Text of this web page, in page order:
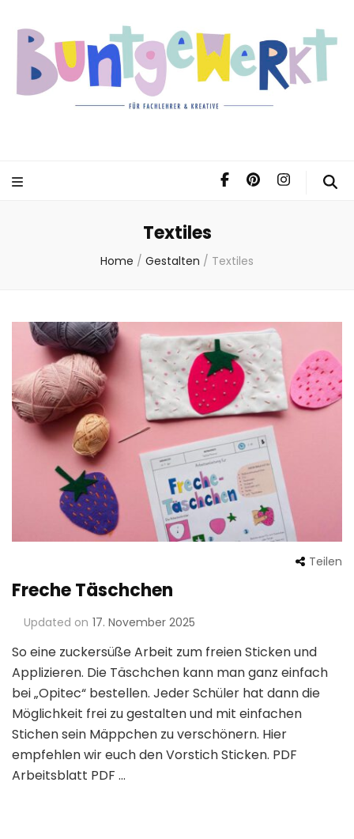
Textiles
Home / Gestalten / Textiles
Teilen
Freche Täschchen
Updated on 17. November 2025
So eine zuckersüße Arbeit zum freien Sticken und
Applizieren. Die Täschchen kann man ganz einfach
bei „Opitec“ bestellen. Jeder Schüler hat dann die
Möglichkeit frei zu gestalten und mit einfachen
Stichen sein Mäppchen zu verschönern. Hier
empfehlen wir euch den Vorstich Sticken. PDF
Arbeitsblatt PDF …